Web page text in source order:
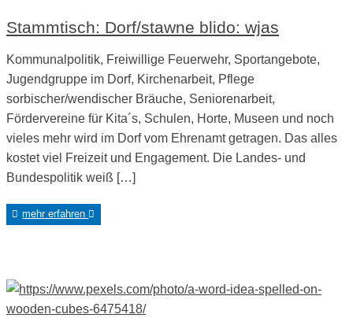
Stammtisch: Dorf/stawne blido: wjas
Kommunalpolitik, Freiwillige Feuerwehr, Sportangebote,
Jugendgruppe im Dorf, Kirchenarbeit, Pflege
sorbischer/wendischer Bräuche, Seniorenarbeit,
Fördervereine für Kita´s, Schulen, Horte, Museen und noch
vieles mehr wird im Dorf vom Ehrenamt getragen. Das alles
kostet viel Freizeit und Engagement. Die Landes- und
Bundespolitik weiß […]
mehr erfahren